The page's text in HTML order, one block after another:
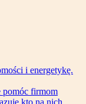
i energetykę.
pomóc firmom
kto na nich